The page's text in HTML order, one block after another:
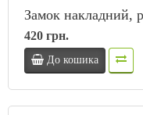
Замок накладний,
420 грн.
До кошика